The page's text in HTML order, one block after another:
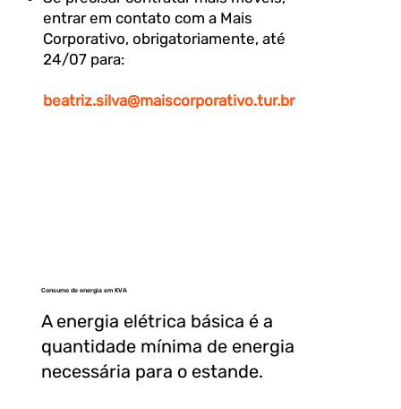
entrar em contato com a Mais
Corporativo, obrigatoriamente, até
24/07 para:
beatriz.silva@maiscorporativo.tur.br
Consumo de energia em KVA
A energia elétrica básica é a
quantidade mínima de energia
necessária para o estande.